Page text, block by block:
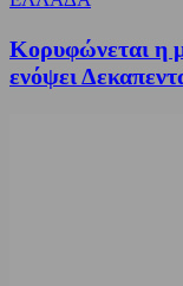
Κορυφώνεται η
ενόψει